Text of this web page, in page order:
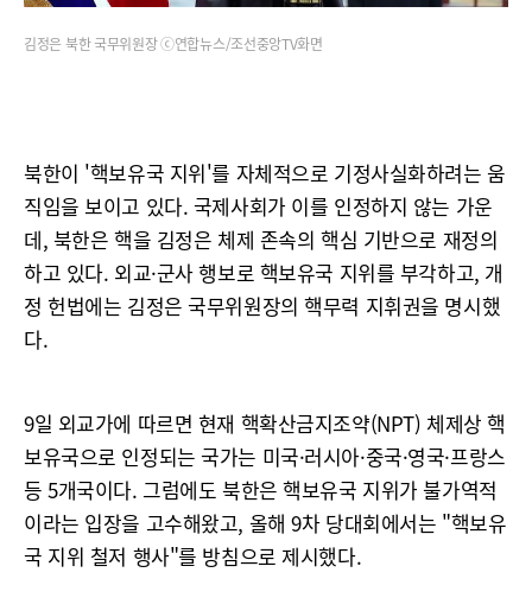
김정은 북한 국무위원장 ⓒ연합뉴스/조선중앙TV화면
북한이 '핵보유국 지위'를 자체적으로 기정사실화하려는 움
직임을 보이고 있다. 국제사회가 이를 인정하지 않는 가운
데, 북한은 핵을 김정은 체제 존속의 핵심 기반으로 재정의
하고 있다. 외교·군사 행보로 핵보유국 지위를 부각하고, 개
정 헌법에는 김정은 국무위원장의 핵무력 지휘권을 명시했
다.
9일 외교가에 따르면 현재 핵확산금지조약(NPT) 체제상 핵
보유국으로 인정되는 국가는 미국·러시아·중국·영국·프랑스
등 5개국이다. 그럼에도 북한은 핵보유국 지위가 불가역적
이라는 입장을 고수해왔고, 올해 9차 당대회에서는 "핵보유
국 지위 철저 행사"를 방침으로 제시했다.